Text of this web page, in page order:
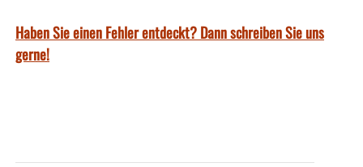
Haben Sie einen Fehler entdeckt? Dann schreiben Sie uns
gerne!